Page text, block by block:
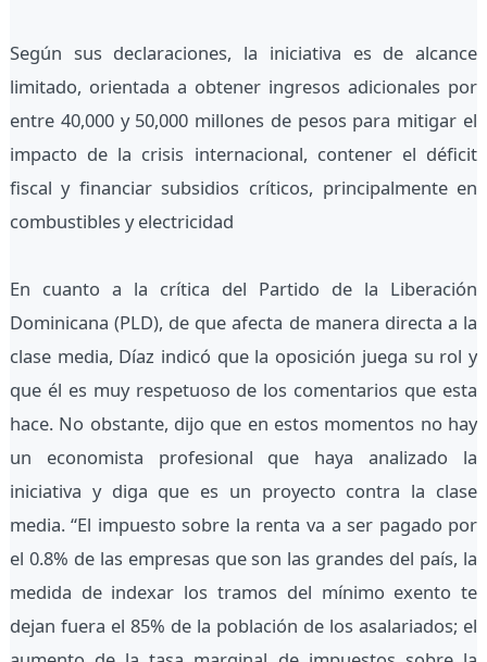
Según sus declaraciones, la iniciativa es de alcance
limitado, orientada a obtener ingresos adicionales por
entre 40,000 y 50,000 millones de pesos para mitigar el
impacto de la crisis internacional, contener el déficit
fiscal y financiar subsidios críticos, principalmente en
combustibles y electricidad
En cuanto a la crítica del Partido de la Liberación
Dominicana (PLD), de que afecta de manera directa a la
clase media, Díaz indicó que la oposición juega su rol y
que él es muy respetuoso de los comentarios que esta
hace. No obstante, dijo que en estos momentos no hay
un economista profesional que haya analizado la
iniciativa y diga que es un proyecto contra la clase
media. “El impuesto sobre la renta va a ser pagado por
el 0.8% de las empresas que son las grandes del país, la
medida de indexar los tramos del mínimo exento te
dejan fuera el 85% de la población de los asalariados; el